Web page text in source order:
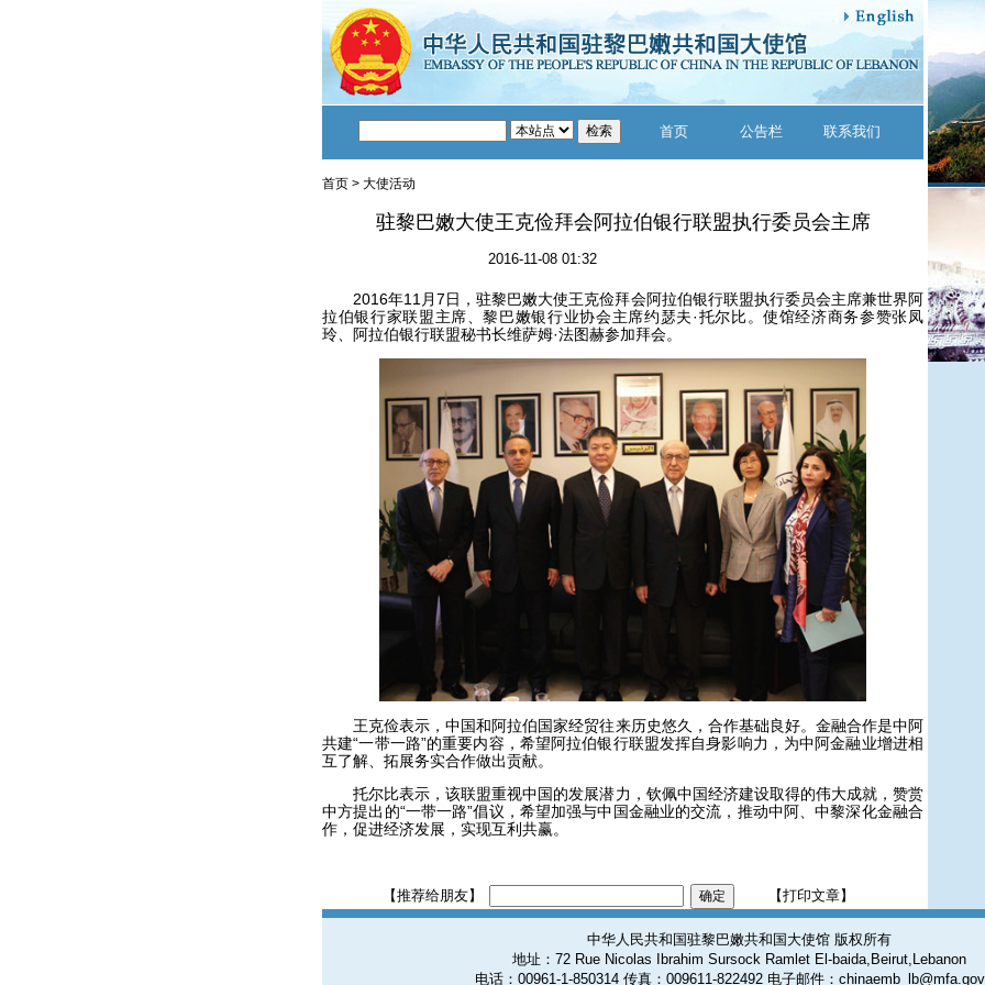
首页 公告栏 联系我们
首页 > 大使活动
驻黎巴嫩大使王克俭拜会阿拉伯银行联盟执行委员会主席
2016-11-08 01:32
2016年11月7日，驻黎巴嫩大使王克俭拜会阿拉伯银行联盟执行委员会主席兼世界阿
拉伯银行家联盟主席、黎巴嫩银行业协会主席约瑟夫·托尔比。使馆经济商务参赞张凤
玲、阿拉伯银行联盟秘书长维萨姆·法图赫参加拜会。
王克俭表示，中国和阿拉伯国家经贸往来历史悠久，合作基础良好。金融合作是中阿
共建“一带一路”的重要内容，希望阿拉伯银行联盟发挥自身影响力，为中阿金融业增进相
互了解、拓展务实合作做出贡献。
托尔比表示，该联盟重视中国的发展潜力，钦佩中国经济建设取得的伟大成就，赞赏
中方提出的“一带一路”倡议，希望加强与中国金融业的交流，推动中阿、中黎深化金融合
作，促进经济发展，实现互利共赢。
【推荐给朋友】 【打印文章】
中华人民共和国驻黎巴嫩共和国大使馆 版权所有
地址：72 Rue Nicolas Ibrahim Sursock Ramlet El-baida,Beirut,Lebanon
电话：00961-1-850314 传真：009611-822492 电子邮件：